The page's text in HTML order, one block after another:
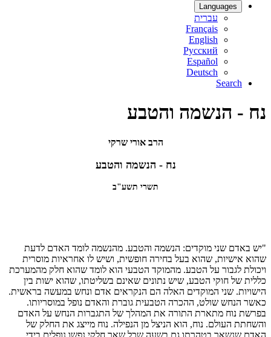
Languages
עברית
Français
English
Русский
Español
Deutsch
Search
נח - הנשמה והטבע
הרב אורי שרקי
נח - הנשמה והטבע
תשרי תשע"ב
"יש באדם שני מוקדים: הנשמה והטבע. מהנשמה לומד האדם לדעת
שהוא אישיות, שהוא בעל בחירה חופשית, ושיש לו אחראיות מוסרית
ויכולת לגבור על הטבע. מהמוקד הטבעי הוא לומד שהוא חלק מהמערכת
כללית של חוקי הטבע, שיש נתונים שאינם בשליטתו, שהוא ישות בין
הישויות. שני המוקדים האלה הם הנקראים אדם ונחש במעשה בראשית.
כאשר הנחש שולט, ההכרה הטבעית גוברת והאדם נופל במוסריותו.
בפרשת נוח מתארת התורה את המהלך של התגברות הנחש על האדם
והשחתת העולם. נוח, הוא הניצל מן הנפילה. נוח מייצג את החלק של
האדם שנשאר בטהרתו גם בשעה שכל שאר חלקי נפשו נופלים בידי